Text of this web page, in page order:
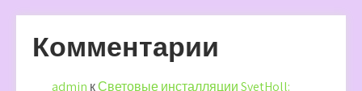
Комментарии
admin кСветовые инсталляции SvetHoll: